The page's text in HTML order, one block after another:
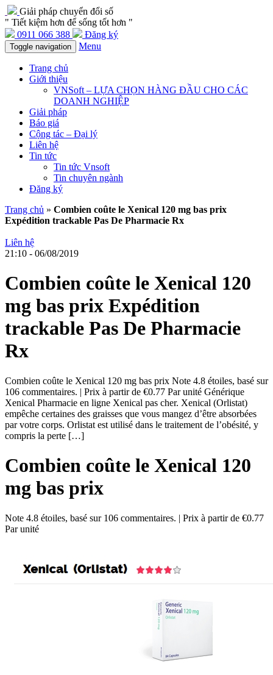
Giải pháp chuyển đổi số
" Tiết kiệm hơn để sống tốt hơn "
0911 066 388
Đăng ký
Toggle navigation Menu
Trang chủ
Giới thiệu
VNSoft – LỰA CHỌN HÀNG ĐẦU CHO CÁC
DOANH NGHIỆP
Giải pháp
Báo giá
Cộng tác – Đại lý
Liên hệ
Tin tức
Tin tức Vnsoft
Tin chuyên ngành
Đăng ký
Trang chủ » Combien coûte le Xenical 120 mg bas prix
Expédition trackable Pas De Pharmacie Rx
Liên hệ
21:10 - 06/08/2019
Combien coûte le Xenical 120
mg bas prix Expédition
trackable Pas De Pharmacie
Rx
Combien coûte le Xenical 120 mg bas prix Note 4.8 étoiles, basé sur
106 commentaires. | Prix à partir de €0.77 Par unité Générique
Xenical Pharmacie en ligne Xenical pas cher. Xenical (Orlistat)
empêche certaines des graisses que vous mangez d’être absorbées
par votre corps. Orlistat est utilisé dans le traitement de l’obésité, y
compris la perte […]
Combien coûte le Xenical 120
mg bas prix
Note 4.8 étoiles, basé sur 106 commentaires. | Prix à partir de €0.77
Par unité